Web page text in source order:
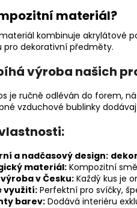
materiál?
kombinuje akrylátové
pro dekorativní předměty.
výroba našich
je ručně odléván do forem,
vzduchové bublinky
a nadčasový design:
materiál: Kompozitní
v Česku: Každý kus je
využití:Perfektní pro svíčky,
barev:Dodává interiéru